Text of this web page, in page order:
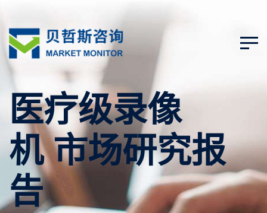
医疗级录像
机 市场研究报
告